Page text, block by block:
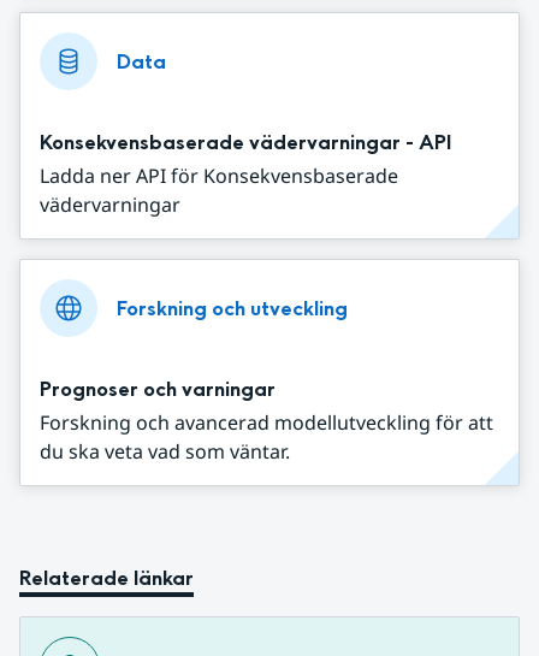
Data
Konsekvensbaserade vädervarningar - API
Ladda ner API för Konsekvensbaserade
vädervarningar
Forskning och utveckling
Prognoser och varningar
Forskning och avancerad modellutveckling för att
du ska veta vad som väntar.
Relaterade länkar